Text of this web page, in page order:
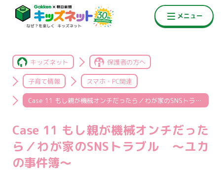
キッズネット 保護者の方へ
子育て情報 スマホ・PC関連
Case 11 もし親が機械オンチだったら／わが家のSNSトラブル ～ユカの事件簿～
Case 11 もし親が機械オンチだった
ら／わが家のSNSトラブル ～ユカ
の事件簿～